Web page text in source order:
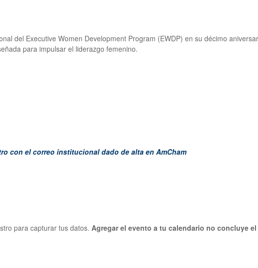
del Executive Women Development Program (EWDP) en su décimo
para impulsar el liderazgo femenino.
con el correo institucional dado de alta en AmCham
para capturar tus datos. Agregar el evento a tu calendario no concluye